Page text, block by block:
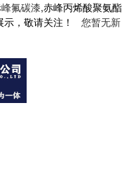
氟碳漆,赤峰丙烯酸聚氨酯
示，敬请关注！ 您暂无新